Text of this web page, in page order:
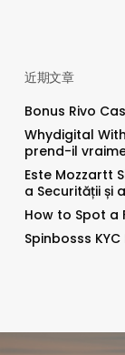
近期文章
Bonus Rivo
Whydigital
prend-il
Este Mozzartt
a Securității și
How to Spot a
Spinbosss